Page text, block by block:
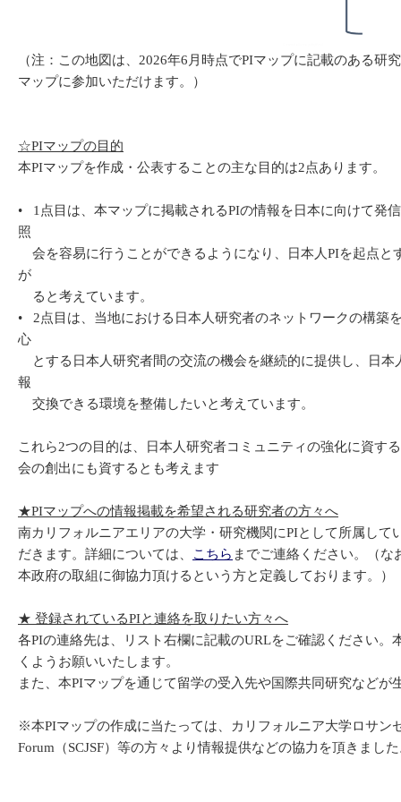
（注：この地図は、2026年6月時点でPIマップに記載のある
マップに参加いただけます。）
☆PIマップの目的
本PIマップを作成・公表することの主な目的は2点あります。
• 1点目は、本マップに掲載されるPIの情報を日本に向けて発
照
会を容易に行うことができるようになり、日本人PIを起点と
が
ると考えています。
• 2点目は、当地における日本人研究者のネットワークの構築
心
とする日本人研究者間の交流の機会を継続的に提供し、日
報
交換できる環境を整備したいと考えています。
これら2つの目的は、日本人研究者コミュニティの強化に資す
会の創出にも資するとも考えます
★PIマップへの情報掲載を希望される研究者の方々へ
南カリフォルニアエリアの大学・研究機関にPIとして所属し
だきます。詳細については、
こちら までご連絡ください。（
本政府の取組に御協力頂けるという方と定義しております。）
★ 登録されているPIと連絡を取りたい方々へ
各PIの連絡先は、リスト右欄に記載のURLをご確認ください
くようお願いいたします。
また、本PIマップを通じて留学の受入先や国際共同研究などが
※本PIマップの作成に当たっては、カリフォルニア大学ロサン
Forum（SCJSF）等の方々より情報提供などの協力を頂きまし